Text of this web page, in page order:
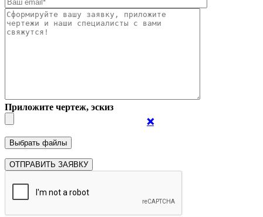
Приложите чертеж, эскиз
❌